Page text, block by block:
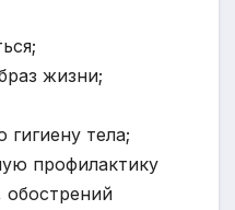
жизни;
тела;
профилактику
обострений